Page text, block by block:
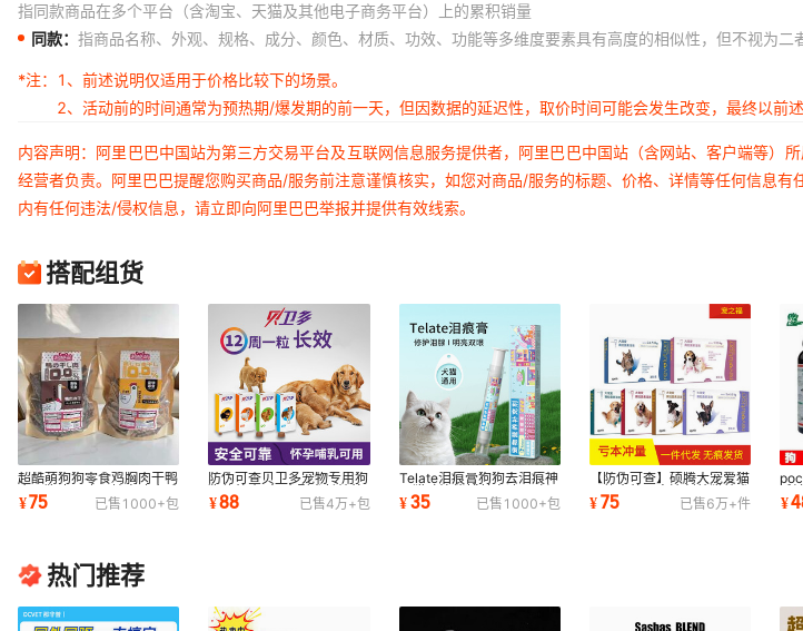
指同款商品在多个平台（含淘宝、天猫及其他电子商务平台）上的累积销量
同款： 指商品名称、外观、规格、成分、颜色、材质、功效、功能等多维度要素具有高度的相似性，但不视为二
*注：
1、前述说明仅适用于价格比较下的场景。
2、活动前的时间通常为预热期/爆发期的前一天，但因数据的延迟性，取价时间可能会发生改变，最终以前
内容声明：阿里巴巴中国站为第三方交易平台及互联网信息服务提供者，阿里巴巴中国站（含网站、客户端等
经营者负责。阿里巴巴提醒您购买商品/服务前注意谨慎核实，如您对商品/服务的标题、价格、详情等任何信息
内有任何违法/侵权信息，请立即向阿里巴巴举报并提供有效线索。
搭配组货
超酷萌狗狗零食鸡胸肉干鸭
肉干狗冻干磨牙棒泰迪金毛
成犬鸡肉干
¥75 已售 1000+包
防伪可查贝卫多宠物专用狗
狗体外小/中/大型犬长效外
区体外
¥88 已售4万+包
Telate泪痕膏狗狗去泪痕神
器猫咪比熊博美泰迪眼睛泪
腺去除膏30ml
¥35 已售 1000+包
【防伪可查】硕腾大宠爱猫
驱体内外驱虫滴剂幼猫幼犬
驱虫药猫驱虫
¥75 已售6万+件
毛
油
¥
热门推荐